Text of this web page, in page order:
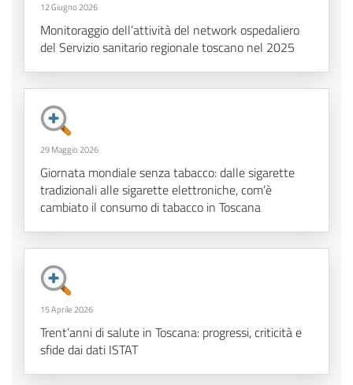
12 Giugno 2026
Monitoraggio dell’attività del network ospedaliero
del Servizio sanitario regionale toscano nel 2025
29 Maggio 2026
Giornata mondiale senza tabacco: dalle sigarette
tradizionali alle sigarette elettroniche, com’è
cambiato il consumo di tabacco in Toscana
15 Aprile 2026
Trent’anni di salute in Toscana: progressi, criticità e
sfide dai dati ISTAT